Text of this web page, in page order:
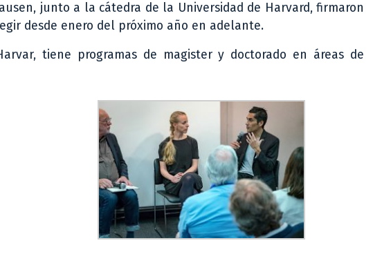
junto a la cátedra de la Universidad de Harvard, firmaron
desde enero del próximo año en adelante.
tiene programas de magister y doctorado en áreas de